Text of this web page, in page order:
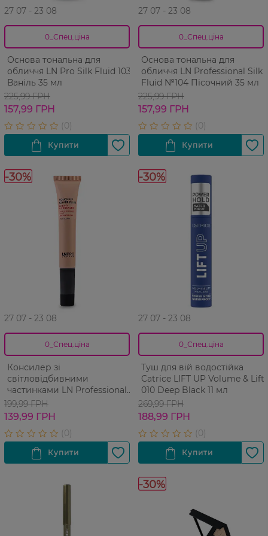
27 07 - 23 08
0_Спец.ціна
Основа тональна для
обличчя LN Pro Silk Fluid 103
Ваніль 35 мл
225,99 ГРН
157,99 ГРН
27 07 - 23 08
0_Спец.ціна
Основа тональна для
обличчя LN Professional Silk
Fluid №104 Пісочний 35 мл
225,99 ГРН
157,99 ГРН
-30%
27 07 - 23 08
0_Спец.ціна
Консилер зі
світловідбивними
частинками LN Professional
Touch-Up Cover Fluid №101
Світлий бежевий 15 мл
199,99 ГРН
139,99 ГРН
-30%
27 07 - 23 08
0_Спец.ціна
Туш для вій водостійка
Catrice LIFT UP Volume & Lift
010 Deep Black 11 мл
269,99 ГРН
188,99 ГРН
-30%